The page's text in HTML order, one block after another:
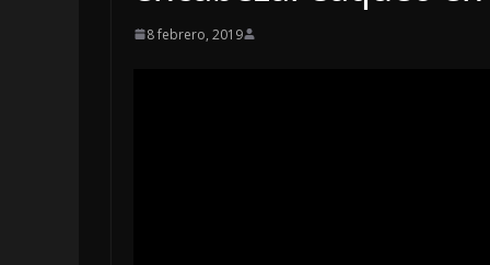
8 febrero, 2019